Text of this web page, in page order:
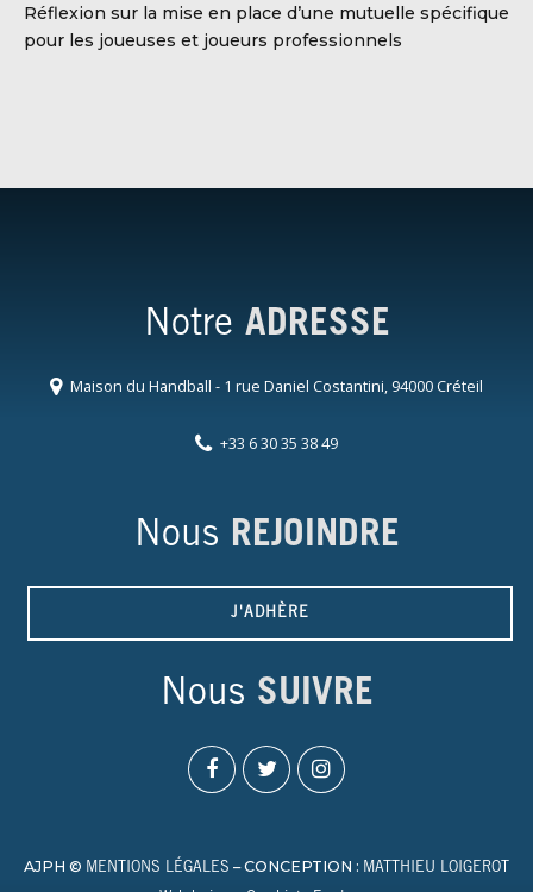
Réflexion sur la mise en place d’une mutuelle spécifique
pour les joueuses et joueurs professionnels
Notre ADRESSE
Maison du Handball - 1 rue Daniel Costantini, 94000 Créteil
+33 6 30 35 38 49
Nous REJOINDRE
J'ADHÈRE
Nous SUIVRE
AJPH © MENTIONS LÉGALES – CONCEPTION : MATTHIEU LOIGEROT